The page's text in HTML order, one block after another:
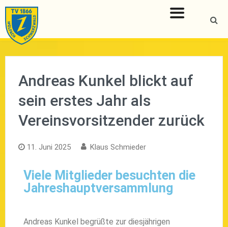
Andreas Kunkel blickt auf
sein erstes Jahr als
Vereinsvorsitzender zurück
11. Juni 2025 Klaus Schmieder
Viele Mitglieder besuchten die
Jahreshauptversammlung
Andreas Kunkel begrüßte zur diesjährigen